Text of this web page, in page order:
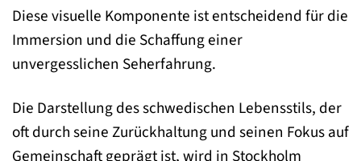
Diese visuelle Komponente ist entscheidend für die
Immersion und die Schaffung einer
unvergesslichen Seherfahrung.
Die Darstellung des schwedischen Lebensstils, der
oft durch seine Zurückhaltung und seinen Fokus auf
Gemeinschaft geprägt ist, wird in Stockholm